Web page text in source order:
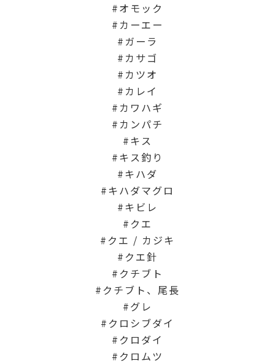
オモック
カーエー
ガーラ
カサゴ
カツオ
カレイ
カワハギ
カンパチ
キス
キス釣り
キハダ
キハダマグロ
キビレ
クエ
クエ / カジキ
クエ針
クチブト
クチブト、尾長
グレ
クロシブダイ
クロダイ
クロムツ